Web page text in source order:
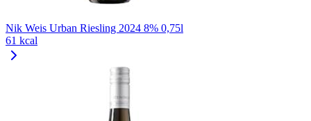
Nik Weis Urban Riesling 2024 8% 0,75l
61 kcal